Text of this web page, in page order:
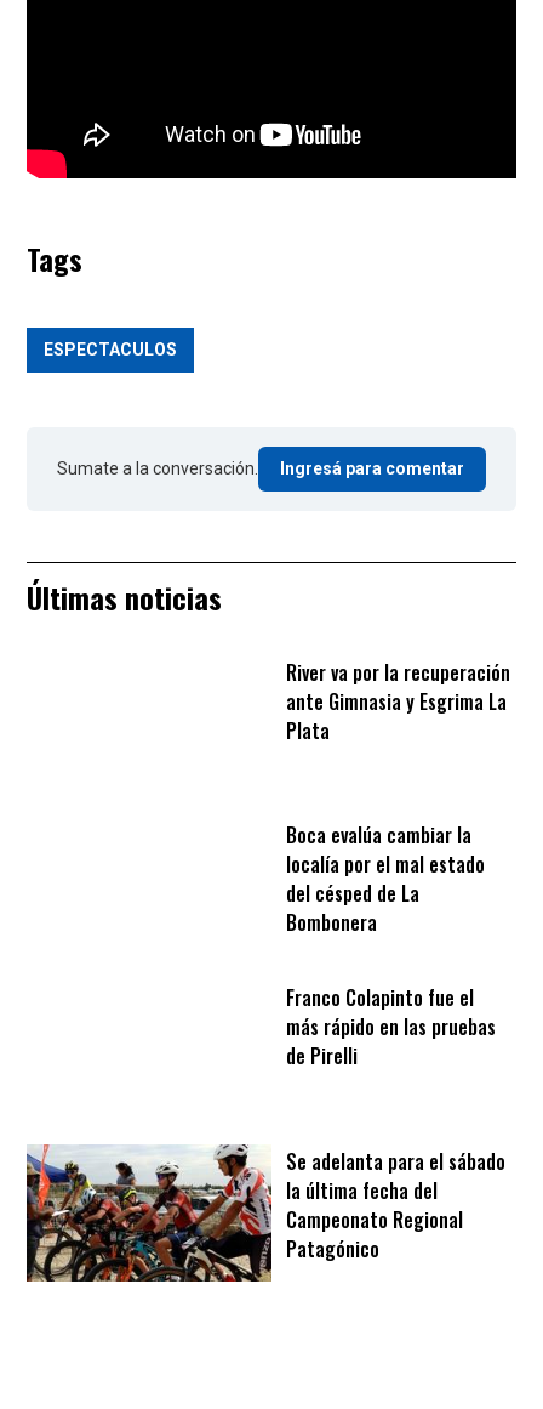
Tags
ESPECTACULOS
Sumate a la conversación. Ingresá para comentar
Últimas noticias
River va por la recuperación
ante Gimnasia y Esgrima La
Plata
Boca evalúa cambiar la
localía por el mal estado
del césped de La
Bombonera
Franco Colapinto fue el
más rápido en las pruebas
de Pirelli
Se adelanta para el sábado
la última fecha del
Campeonato Regional
Patagónico